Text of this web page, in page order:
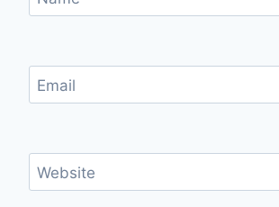
Email
Website